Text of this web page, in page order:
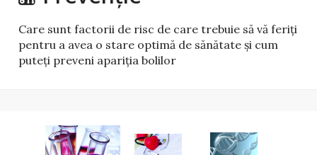
Care sunt factorii de risc de care trebuie să vă feriţi
pentru a avea o stare optimă de sănătate şi cum
puteţi preveni apariţia bolilor